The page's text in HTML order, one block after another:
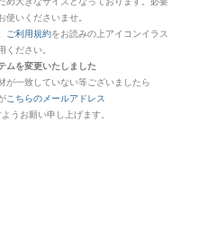
使いくださいませ。
ご利用規約をお読みの上アイコンイラス
ください。
ムを変更いたしました
が一致していない等ございましたら
こちらのメールアドレス
うお願い申し上げます。